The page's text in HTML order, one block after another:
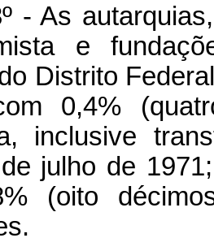
- As
e
Distrito
0,4%
inclusive
julho de
(oito